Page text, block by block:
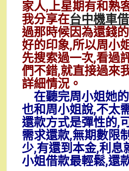
家人,上星期有和熟
我分享在台中機車
過那時候因為還錢
好的印象,所以周小
先搜索過一次,看過
們不錯,就直接過來
詳細情況。
在聽完周小姐她
也和周小姐說,不太
還款方式是彈性的,
需求還款,無期數限
少,有還到本金,利息
小姐借款最輕鬆,還